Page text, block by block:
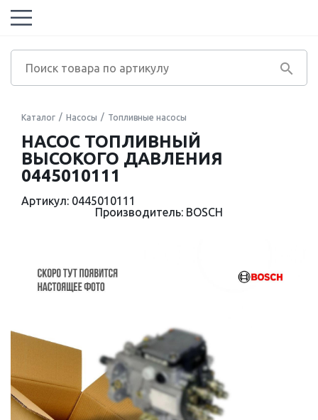
Каталог Насосы Топливные насосы
НАСОС ТОПЛИВНЫЙ
ВЫСОКОГО ДАВЛЕНИЯ
0445010111
Артикул: 0445010111
Производитель: BOSCH